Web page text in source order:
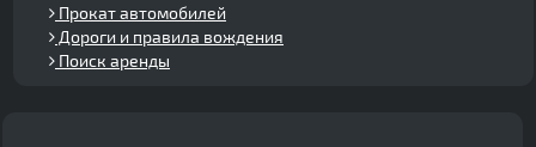
Прокат автомобилей
Дороги и правила вождения
Поиск аренды